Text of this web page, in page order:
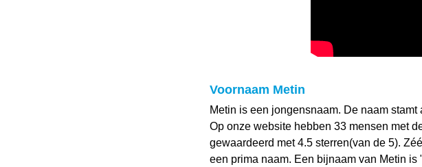
Voornaam Metin
Metin is een jongensnaam. De naam
Op onze website hebben 33 mensen met
gewaardeerd met 4.5 sterren(van de 5).
een prima naam. Een bijnaam van Metin is